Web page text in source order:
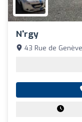
N'rgy
43 Rue de